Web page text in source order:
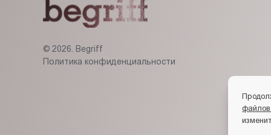
© 2026. Begriff
Политика конфиденциальности